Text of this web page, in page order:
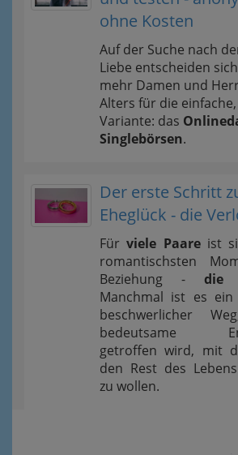
ohne Kosten
Auf der Suche nach
Liebe entscheiden
mehr Damen und
Alters für die
Variante: das
Singlebörsen.
Der erste Schritt
Eheglück - die
Fürviele Paareist
romantischsten
Beziehung - die
Manchmal ist es
beschwerlicher
bedeutsame
getroffen wird, mit
den Rest des
zu wollen.